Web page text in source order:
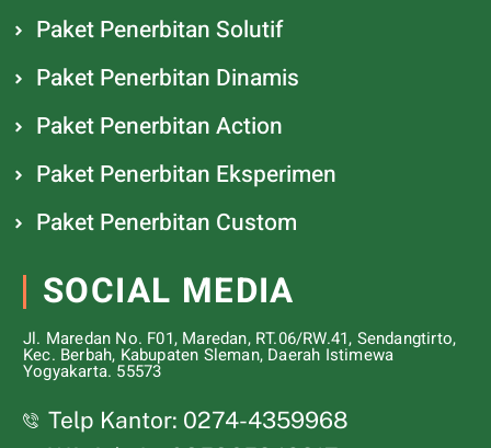
Paket Penerbitan Solutif
Paket Penerbitan Dinamis
Paket Penerbitan Action
Paket Penerbitan Eksperimen
Paket Penerbitan Custom
SOCIAL MEDIA
Jl. Maredan No. F01, Maredan, RT.06/RW.41, Sendangtirto,
Kec. Berbah, Kabupaten Sleman, Daerah Istimewa
Yogyakarta. 55573
Telp Kantor: 0274-4359968